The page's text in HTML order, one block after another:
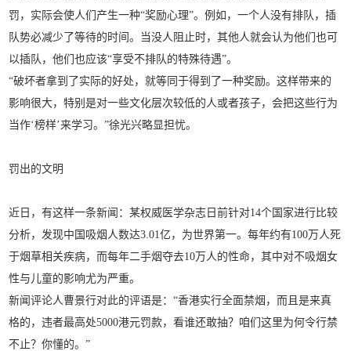
罚，实际会使人们产生一种“奖励心理”。例如，一个人没有排队，插
队势必减少了等待的时间。当没人阻止时，其他人就会认为他们也可
以插队，他们也应该“享受不排队的特殊待遇”。
“破坏者拿到了实际的好处，就等同于得到了一种奖励。这样带来的
影响很大，特别是对一些文化层次较低的人或者孩子，会把这些行为
当作‘榜样’来学习。”徐光兴略显担忧。
罚出的文明
近日，有这样一条新闻：某权威医学杂志日前针对14个国家进行比较
分析，发现中国吸烟人数达3.01亿，为世界第一。每年约有100万人死
于烟草相关疾病，而每年二手烟夺去10万人的性命，其中对不吸烟女
性与儿童的影响尤为严重。
新闻评论人曹景行对此的评语是：“香港实行全面禁烟，而且是来真
格的，违者最高处5000港元罚款，看谁还敢抽？咱们这里为何令行禁
不止？你懂的。”